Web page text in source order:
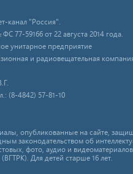
канал "Россия".
77-59166 от 22 августа 2014 года.
унитарное предприятие
и радиовещательная
(8-4842) 57-81-10
опубликованные на сайте,
законодательством об
фото, аудио и
Для детей старше 16 лет.